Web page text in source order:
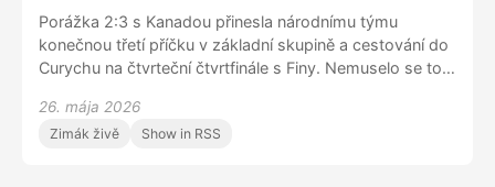
Porážka 2:3 s Kanadou přinesla národnímu týmu
konečnou třetí příčku v základní skupině a cestování do
Curychu na čtvrteční čtvrtfinále s Finy. Nemuselo se to
favoritem postupně nevsadila na pasivitu. A kdyby se
stejným nastavením jako proti Crosbymu a spol.
26. mája 2026
Zimák živě Show in RSS